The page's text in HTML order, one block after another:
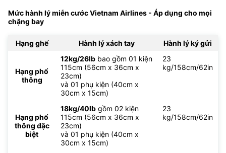
Mức hành lý miễn cước Vietnam Airlines - Áp dụng cho mọi
chặng bay
Hạng ghế Hành lý xách tay Hành lý ký gửi
Hạng phổ
thông
12kg/26lb bao gồm 01 kiện
115cm (56cm x 36cm x
23cm)
và 01 phụ kiện (40cm x
30cm x 15cm)
23
kg/158cm/62in
Hạng phổ
thông đặc
biệt
18kg/40lb gồm 02 kiện
115cm (56cm x 36cm x
23cm)
và 01 phụ kiện (40cm x
30cm x 15cm)
23
kg/158cm/62in